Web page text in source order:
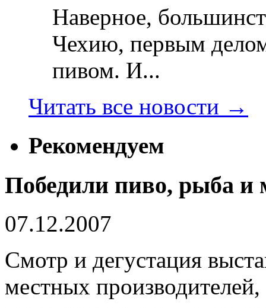
Наверное,
Чехию, первым
пивом. И...
Читать все новости →
Рекомендуем
Победили пиво, рыба и
07.12.2007
Смотр и дегустация
местных